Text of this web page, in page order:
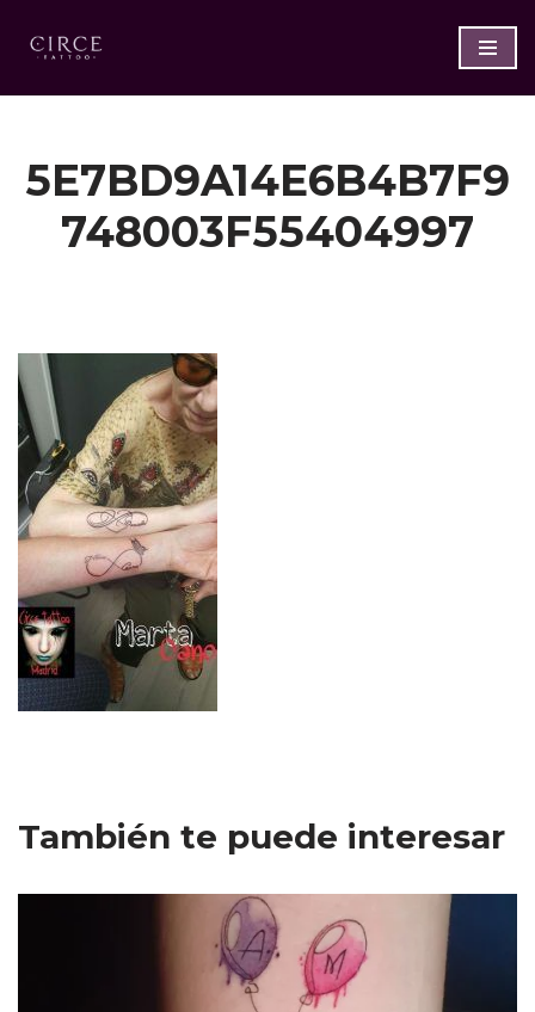
Saltar
al
5E7BD9A14E6B4B7F9
748003F55404997
También te puede interesar